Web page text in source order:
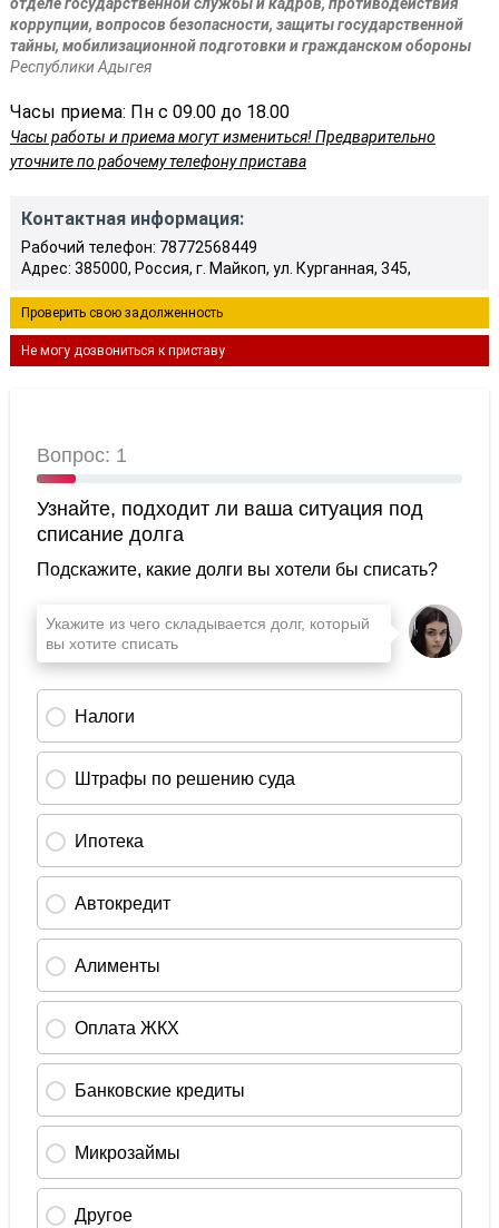
коррупции, вопросов безопасности, защиты государственной
тайны, мобилизационной подготовки и гражданском обороны
Республики Адыгея
Часы приема: Пн с 09.00 до 18.00
Часы работы и приема могут измениться! Предварительно
уточните по рабочему телефону пристава
Контактная информация:
Рабочий телефон: 78772568449
Адрес: 385000, Россия, г. Майкоп, ул. Курганная, 345,
Проверить свою задолженность
Не могу дозвониться к приставу